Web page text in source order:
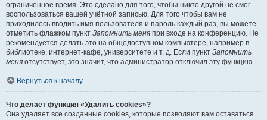
ограниченное время. Это сделано для того, чтобы никто другой не смог
воспользоваться вашей учётной записью. Для того чтобы вам не
приходилось вводить имя пользователя и пароль каждый раз, вы можете
отметить флажком пункт Запомнить меня при входе на конференцию. Не
рекомендуется делать это на общедоступном компьютере, например в
библиотеке, интернет-кафе, университете и т. д. Если пункт Запомнить
меня отсутствует, это значит, что администратор отключил эту функцию.
Вернуться к началу
Что делает функция «Удалить cookies»?
Она удаляет все созданные cookies, которые позволяют вам оставаться